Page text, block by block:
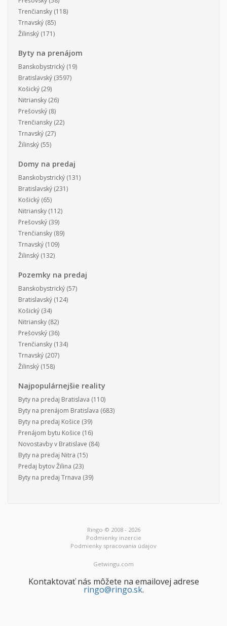
Trenčiansky (118)
Trnavský (85)
Žilinský (171)
Byty na prenájom
Banskobystrický (19)
Bratislavský (3597)
Košický (29)
Nitriansky (26)
Prešovský (8)
Trenčiansky (22)
Trnavský (27)
Žilinský (55)
Domy na predaj
Banskobystrický (131)
Bratislavský (231)
Košický (65)
Nitriansky (112)
Prešovský (39)
Trenčiansky (89)
Trnavský (109)
Žilinský (132)
Pozemky na predaj
Banskobystrický (57)
Bratislavský (124)
Košický (34)
Nitriansky (82)
Prešovský (36)
Trenčiansky (134)
Trnavský (207)
Žilinský (158)
Najpopulárnejšie reality
Byty na predaj Bratislava (110)
Byty na prenájom Bratislava (683)
Byty na predaj Košice (39)
Prenájom bytu Košice (16)
Novostavby v Bratislave (84)
Byty na predaj Nitra (15)
Predaj bytov Žilina (23)
Byty na predaj Trnava (39)
Ringo © 2008 - 2026
Podmienky inzercie
Podmienky spracovania údajov
Getwingu.com
Kontaktovať nás môžete na emailovej adrese
ringo@ringo.sk.